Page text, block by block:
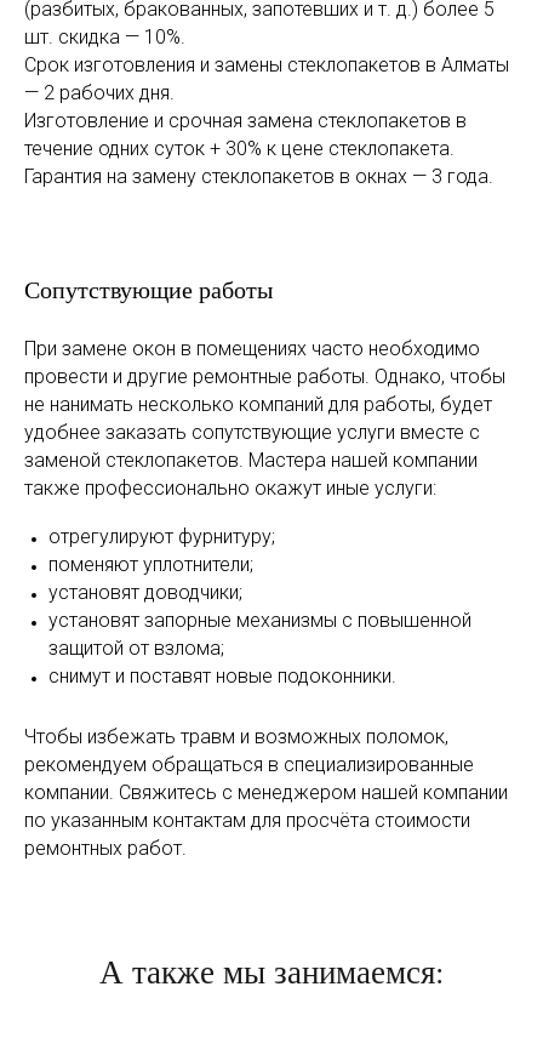
(разбитых, бракованных, запотевших и т. д.) более 5
шт. скидка — 10%.
Срок изготовления и замены стеклопакетов в Алматы
— 2 рабочих дня.
Изготовление и срочная замена стеклопакетов в
течение одних суток + 30% к цене стеклопакета.
Гарантия на замену стеклопакетов в окнах — 3 года.
Сопутствующие работы
При замене окон в помещениях часто необходимо
провести и другие ремонтные работы. Однако, чтобы
не нанимать несколько компаний для работы, будет
удобнее заказать сопутствующие услуги вместе с
заменой стеклопакетов. Мастера нашей компании
также профессионально окажут иные услуги:
отрегулируют фурнитуру;
поменяют уплотнители;
установят доводчики;
установят запорные механизмы с повышенной
защитой от взлома;
снимут и поставят новые подоконники.
Чтобы избежать травм и возможных поломок,
рекомендуем обращаться в специализированные
компании. Свяжитесь с менеджером нашей компании
по указанным контактам для просчёта стоимости
ремонтных работ.
А также мы занимаемся: